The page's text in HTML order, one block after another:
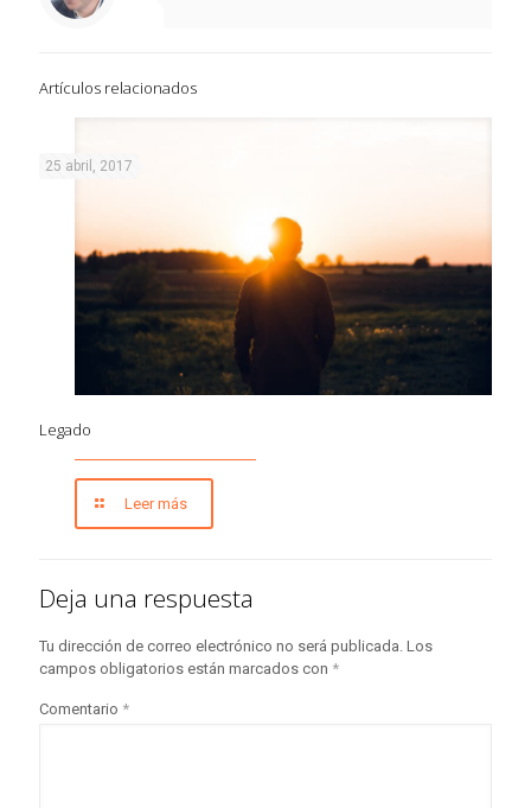
Artículos relacionados
25 abril, 2017
Legado
Leer más
Deja una respuesta
Tu dirección de correo electrónico no será publicada. Los
campos obligatorios están marcados con *
Comentario *